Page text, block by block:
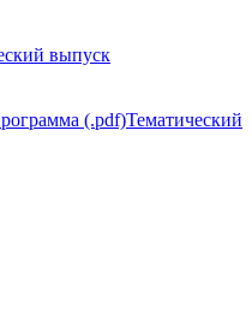
выпуск
(.pdf)Тематический